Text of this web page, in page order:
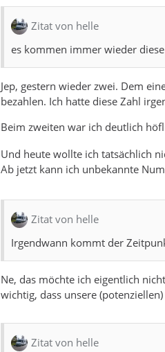
Zitat von helle
es kommen immer wieder
Jep, gestern wieder zwei. Dem
bezahlen. Ich hatte diese Zahl
Beim zweiten war ich deutlich
Und heute wollte ich tatsächlich
Ab jetzt kann ich unbekannte
Zitat von helle
Irgendwann kommt der
Ne, das möchte ich eigentlich
wichtig, dass unsere
Zitat von helle